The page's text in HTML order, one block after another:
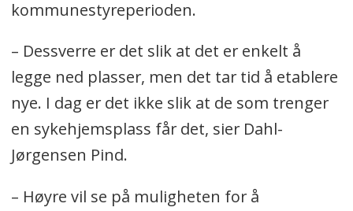
kommunestyreperioden.
– Dessverre er det slik at det er enkelt å
legge ned plasser, men det tar tid å etablere
nye. I dag er det ikke slik at de som trenger
en sykehjemsplass får det, sier Dahl-
Jørgensen Pind.
– Høyre vil se på muligheten for å